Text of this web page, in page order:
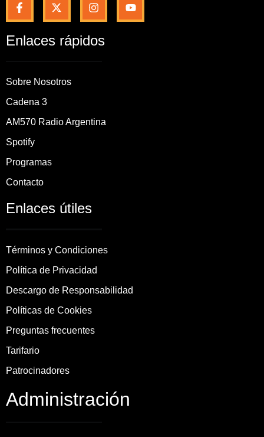
Enlaces rápidos
Sobre Nosotros
Cadena 3
AM570 Radio Argentina
Spotify
Programas
Contacto
Enlaces útiles
Términos y Condiciones
Política de Privacidad
Descargo de Responsabilidad
Políticas de Cookies
Preguntas frecuentes
Tarifario
Patrocinadores
Administración